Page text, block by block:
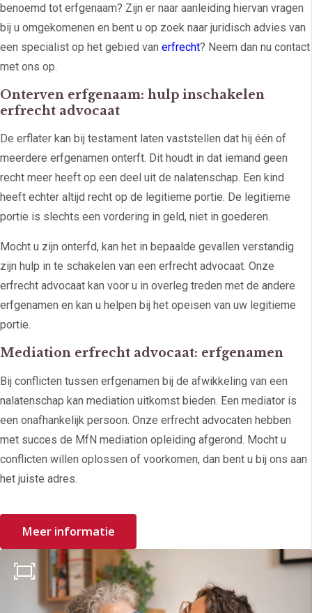
benoemd tot erfgenaam? Zijn er naar aanleiding hiervan vragen
bij u omgekomenen en bent u op zoek naar juridisch advies van
een specialist op het gebied van erfrecht? Neem dan nu contact
met ons op.
Onterven erfgenaam: hulp inschakelen
erfrecht advocaat
De erflater kan bij testament laten vaststellen dat hij één of
meerdere erfgenamen onterft. Dit houdt in dat iemand geen
recht meer heeft op een deel uit de nalatenschap. Een kind
heeft echter altijd recht op de legitieme portie. De legitieme
portie is slechts een vordering in geld, niet in goederen.
Mocht u zijn onterfd, kan het in bepaalde gevallen verstandig
zijn hulp in te schakelen van een erfrecht advocaat. Onze
erfrecht advocaat kan voor u in overleg treden met de andere
erfgenamen en kan u helpen bij het opeisen van uw legitieme
portie.
Mediation erfrecht advocaat: erfgenamen
Bij conflicten tussen erfgenamen bij de afwikkeling van een
nalatenschap kan mediation uitkomst bieden. Een mediator is
een onafhankelijk persoon. Onze erfrecht advocaten hebben
met succes de MfN mediation opleiding afgerond. Mocht u
conflicten willen oplossen of voorkomen, dan bent u bij ons aan
het juiste adres.
Meer informatie